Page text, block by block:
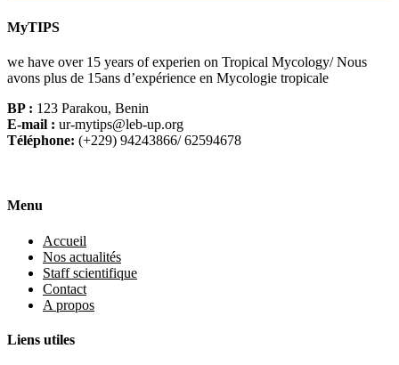
MyTIPS
we have over 15 years of experien on Tropical Mycology/ Nous
avons plus de 15ans d’expérience en Mycologie tropicale
BP : 123 Parakou, Benin
E-mail : ur-mytips@leb-up.org
Téléphone: (+229) 94243866/ 62594678
Menu
Accueil
Nos actualités
Staff scientifique
Contact
A propos
Liens utiles